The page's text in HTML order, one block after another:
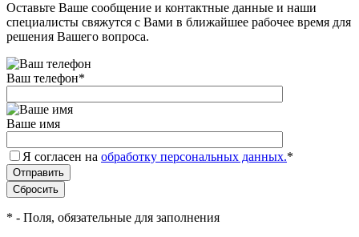
Оставьте Ваше сообщение и контактные данные и наши
специалисты свяжутся с Вами в ближайшее рабочее время для
решения Вашего вопроса.
Ваш телефон*
Ваше имя
Я согласен на обработку персональных данных.*
* - Поля, обязательные для заполнения